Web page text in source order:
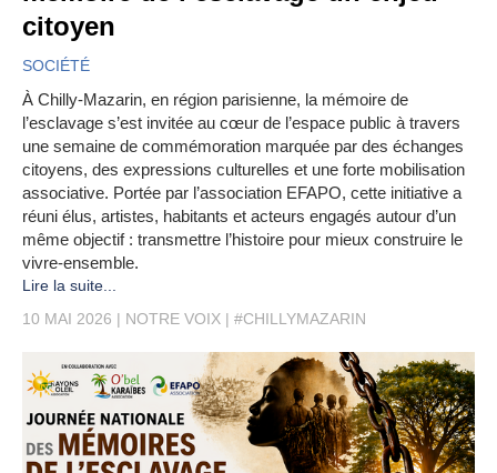
citoyen
SOCIÉTÉ
À Chilly-Mazarin, en région parisienne, la mémoire de
l’esclavage s’est invitée au cœur de l’espace public à travers
une semaine de commémoration marquée par des échanges
citoyens, des expressions culturelles et une forte mobilisation
associative. Portée par l’association EFAPO, cette initiative a
réuni élus, artistes, habitants et acteurs engagés autour d’un
même objectif : transmettre l’histoire pour mieux construire le
vivre-ensemble.
Lire la suite...
10 MAI 2026
NOTRE VOIX #CHILLYMAZARIN